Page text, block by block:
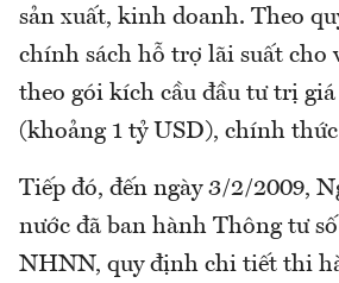
sản xuất, kinh doanh. Theo
chính sách hỗ trợ lãi suất cho
theo gói kích cầu đầu tư trị giá
(khoảng 1 tỷ USD), chính
Tiếp đó, đến ngày 3/2/2009,
nước đã ban hành Thông tư
NHNN, quy định chi tiết thi